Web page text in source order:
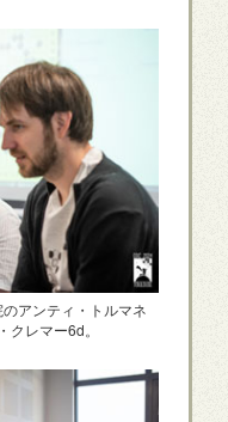
アンティ・トルマネ
レマー6d。